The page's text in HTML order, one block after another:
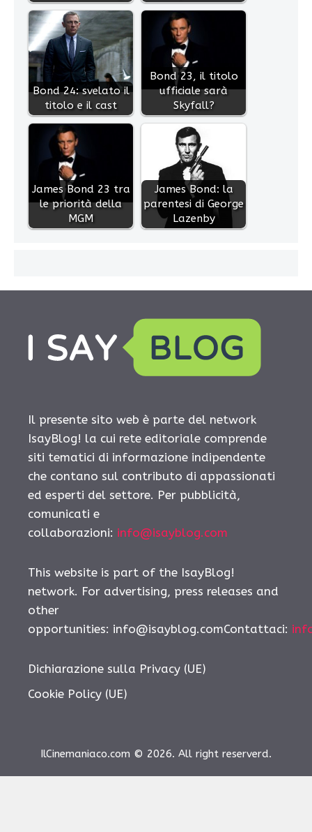
Bond 24: svelato il
titolo e il cast
Bond 23, il titolo
ufficiale sarà
Skyfall?
James Bond 23 tra
le priorità della
MGM
James Bond: la
parentesi di George
Lazenby
Il presente sito web è parte del network
IsayBlog! la cui rete editoriale comprende
siti tematici di informazione indipendente
che contano sul contributo di appassionati
ed esperti del settore. Per pubblicità,
comunicati e
collaborazioni: info@isayblog.com
This website is part of the IsayBlog!
network. For advertising, press releases and
other
opportunities: info@isayblog.comContattaci:
Dichiarazione sulla Privacy (UE)
Cookie Policy (UE)
IlCinemaniaco.com © 2026. All right reserverd.